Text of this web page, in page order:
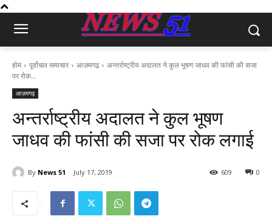
होम पूर्वांचल समाचार आज़मगढ़
अन्तर्राष्ट्रीय अदालत ने कुल भूषण जाधव की फांसी की सजा
पर रोक...
आज़मगढ़
अन्तर्राष्ट्रीय अदालत ने कुल भूषण
जाधव की फांसी की सजा पर रोक लगाई
By News 51 July 17, 2019 0
609